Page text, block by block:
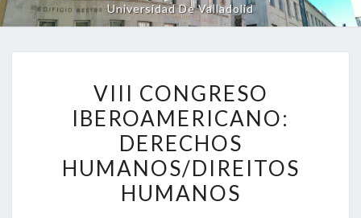
Universidad De Valladolid
CONGRESO
IBEROAMERICANO:
DERECHOS
HUMANOS/DIREITOS
HUMANOS
VIII CONGRESO
IBEROAMERICANO:
DERECHOS
HUMANOS/DIREITOS
HUMANOS